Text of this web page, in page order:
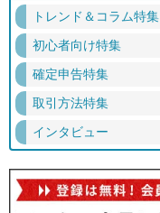
トレンド＆コラム特集
初心者向け特集
確定申告特集
取引方法特集
インタビュー